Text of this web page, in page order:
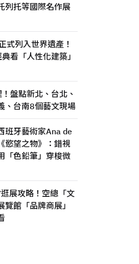
列托等國際名作展
式列入世界遺產！
看「人性化建築」
盤點新北、台北、
、台南8個藝文現場
班牙藝術家Ana de
慾望之物》：錯視
「色鉛筆」穿梭微
展攻略！空總「文
館「品牌商展」